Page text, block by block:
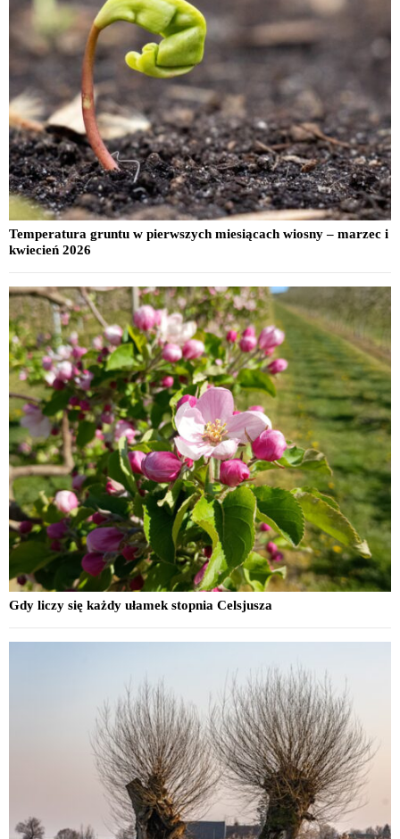
Temperatura gruntu w pierwszych miesiącach wiosny – marzec i
kwiecień 2026
Gdy liczy się każdy ułamek stopnia Celsjusza